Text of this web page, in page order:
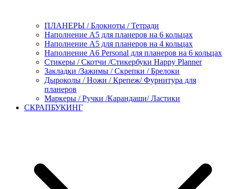
ПЛАНЕРЫ / Блокноты / Тетради
Наполнение А5 для планеров на 6 кольцах
Наполнение А5 для планеров на 4 кольцах
Наполнение А6 Personal для планеров на 6 кольцах
Стикеры / Скотчи /Стикербуки Happy Planner
Закладки /Зажимы / Скрепки / Брелоки
Дыроколы / Ножи / Крепеж/ Фурнитура для
планеров
Маркеры / Ручки /Карандаши/ Ластики
СКРАПБУКИНГ